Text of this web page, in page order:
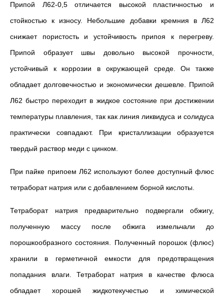
Припой Л62-0,5 отличается высокой пластичностью и
стойкостью к износу. Небольшие добавки кремния в Л62
снижает пористость и устойчивость припоя к перегреву.
Припой образует швы довольно высокой прочности,
устойчивый к коррозии в окружающей среде. Он также
обладает долговечностью и экономически дешевле. Припой
Л62 быстро переходит в жидкое состояние при достижении
температуры плавления, так как линия ликвидуса и солидуса
практически совпадают. При кристаллизации образуется
твердый раствор меди с цинком.
При пайке припоем Л62 используют более доступный флюс
тетраборат натрия или с добавлением борной кислоты.
Тетраборат натрия предварительно подвергали обжигу,
полученную массу после обжига измельчали до
порошкообразного состояния. Полученный порошок (флюс)
хранили в герметичной емкости для предотвращения
попадания влаги. Тетраборат натрия в качестве флюса
обладает хорошей жидкотекучестью и химической